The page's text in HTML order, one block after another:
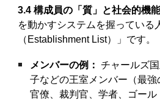
3.4 構成員の「質」と社会的機
を動かすシステムを握っている
（Establishment List）」です。
メンバーの例： チャールズ
子などの王室メンバー（最
官僚、裁判官、学者、ゴー